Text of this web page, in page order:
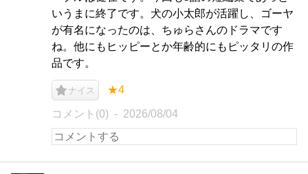
いうまに終了です。犬の小太郎が活躍し、ゴーヤ
が有名になったのは、ちゅらさんのドラマです
ね。他にもヒッピーとか年齢的にもピッタリの作
品です。
ナイス ★4
コメント(0) 2026/08/04